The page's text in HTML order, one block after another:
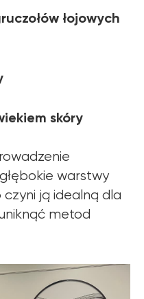
łojowych
skóry
warstwy
czyni ją idealną dla
metod